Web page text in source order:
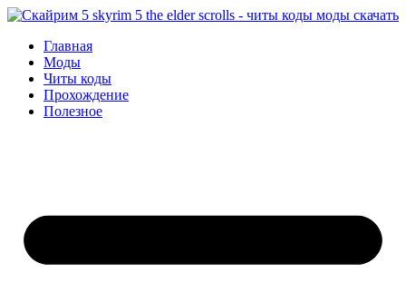
Перейти
содержимому
Главная
Моды
Читы коды
Прохождение
Полезное